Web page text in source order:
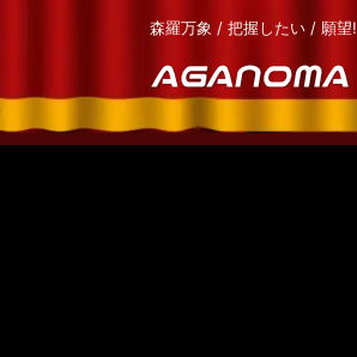
森羅万象 / 把握したい / 願望!